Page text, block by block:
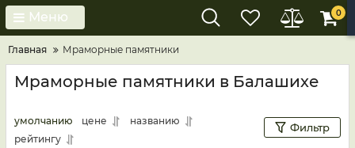
Меню 0
Главная Мраморные памятники
Мраморные памятники в Балашихе
умолчанию цене
названию
рейтингу
Фильтр